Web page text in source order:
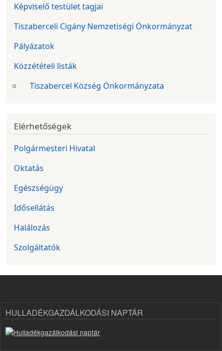
Képviselő testület tagjai
Tiszaberceli Cigány Nemzetiségi Önkormányzat
Pályázatok
Közzétételi listák
Tiszabercel Község Önkormányzata
Elérhetőségek
Polgármesteri Hivatal
Oktatás
Egészségügy
Idősellátás
Halálozás
Szolgáltatók
HULLADÉKGAZDÁLKODÁSI NAPTÁR